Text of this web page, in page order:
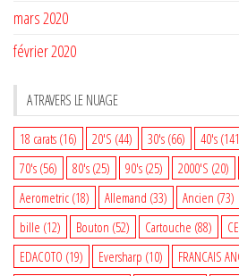
mars 2020
février 2020
A TRAVERS LE NUAGE
18 carats (16) 20'S (44) 30's (66) 40's
70's (56) 80's (25) 90's (25) 2000'S (20)
Aerometric (18) Allemand (33) Ancien (73)
bille (12) Bouton (52) Cartouche (88)
EDACOTO (19) Eversharp (10) FRANCAIS